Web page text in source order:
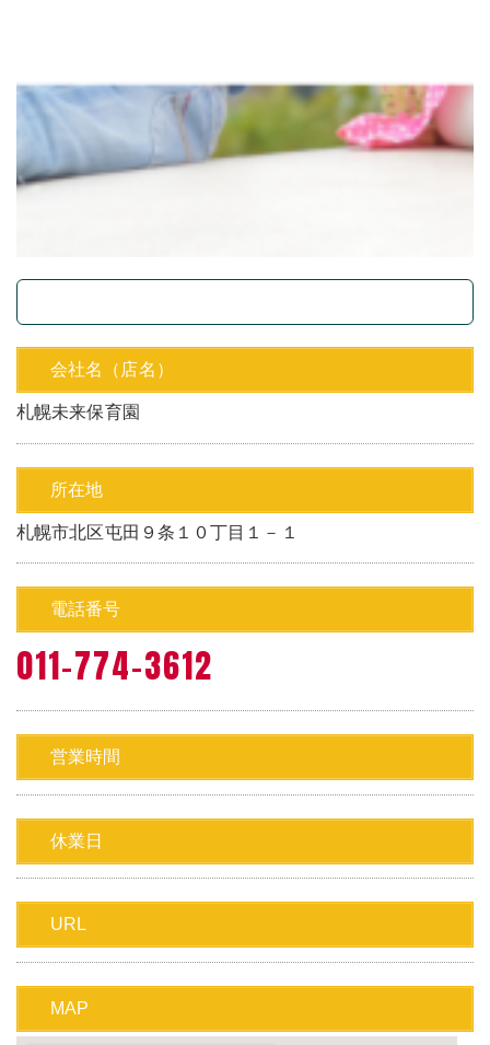
会社名（店名）
札幌未来保育園
所在地
札幌市北区屯田９条１０丁目１－１
電話番号
011-774-3612
営業時間
休業日
URL
MAP